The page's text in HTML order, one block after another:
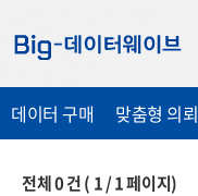
가
가
가
데이터 구매 맞춤형 의뢰
전체0건 ( 1/1페이지)